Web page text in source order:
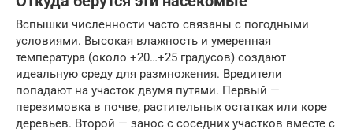
Вспышки численности часто связаны с погодными
условиями. Высокая влажность и умеренная
температура (около +20…+25 градусов) создают
идеальную среду для размножения. Вредители
попадают на участок двумя путями. Первый —
перезимовка в почве, растительных остатках или коре
деревьев. Второй — занос с соседних участков вместе с